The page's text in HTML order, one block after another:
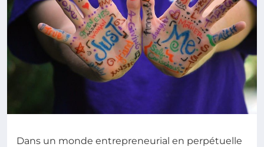
Dans un monde entrepreneurial en perpétuelle